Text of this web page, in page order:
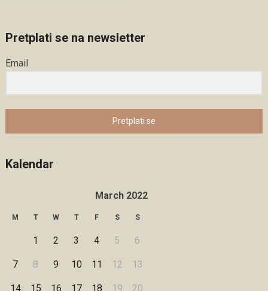
Pretplati se na newsletter
Email
Pretplati se
Kalendar
March 2022
M T W T F S S
1 2 3 4 5 6
7 8 9 10 11 12 13
14 15 16 17 18 19 20